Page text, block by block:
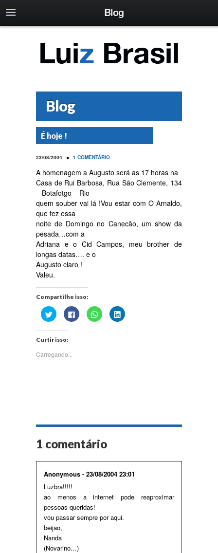
Blog
Blog
É hoje !
23/08/2004 • 1 COMENTÁRIO
A homenagem a Augusto será as 17 horas na
Casa de Rui Barbosa, Rua São Clemente, 134
– Botafotgo – Rio
quem souber vai lá !Vou estar com O Arnaldo,
que fez essa
noite de Domingo no Canecão, um show da
pesada…com a
Adriana e o Cid Campos, meu brother de
longas datas…. e o
Augusto claro !
Valeu.
Compartilhe isso:
Clique
para
compartilhar
no
Twitter(abre
em
janela)
Clique
para
compartilhar
Clique
para
compartilhar
Clique
para
Curtir isso:
Carregando...
1 comentário
Anonymous - 23/08/2004 23:01
Luzbra!!!!!
ao menos a internet pode reaproximar
pessoas queridas!
vou passar sempre por aqui.
beijao,
Nanda
(Novarino…)